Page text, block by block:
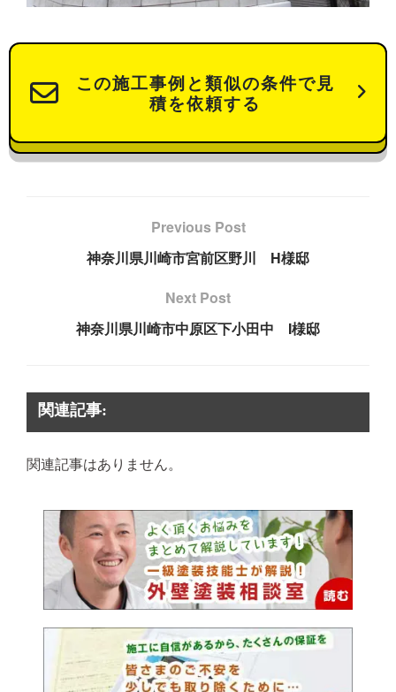
この施工事例と類似の条件で見
積を依頼する
Previous Post
神奈川県川崎市宮前区野川 H様邸
Next Post
神奈川県川崎市中原区下小田中 I様邸
関連記事:
関連記事はありません。